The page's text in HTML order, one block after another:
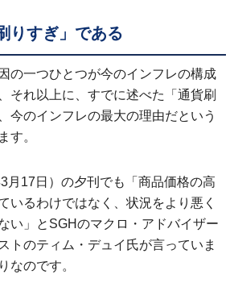
りすぎ」である
の一つひとつが今のインフレの構成
それ以上に、すでに述べた「通貨刷
今のインフレの最大の理由だという
す。
月17日）の夕刊でも「商品価格の高
いるわけではなく、状況をより悪く
い」とSGHのマクロ・アドバイザー
トのティム・デュイ氏が言っていま
なのです。